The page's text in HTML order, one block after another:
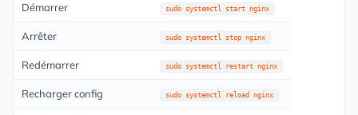
Démarrer sudo systemctl start nginx
Arrêter sudo systemctl stop nginx
Redémarrer sudo systemctl restart nginx
Recharger config sudo systemctl reload nginx